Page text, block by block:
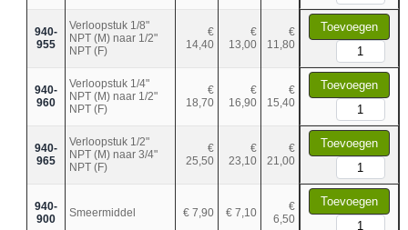
940-
955
Verloopstuk 1/8"
NPT (M) naar 1/2"
NPT (F)
€
14,40
€
13,00
€
11,80
Toevoegen
940-
960
Verloopstuk 1/4"
NPT (M) naar 1/2"
NPT (F)
€
18,70
€
16,90
€
15,40
Toevoegen
940-
965
Verloopstuk 1/2"
NPT (M) naar 3/4"
NPT (F)
€
25,50
€
23,10
€
21,00
Toevoegen
940-
900
Smeermiddel € 7,90 € 7,10
€
6,50
Toevoegen